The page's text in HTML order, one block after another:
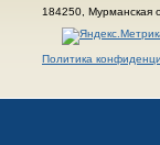
184250, Мурманская
Политика